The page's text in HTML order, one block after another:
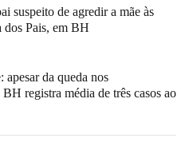
suspeito de agredir a mãe às
dos Pais, em BH
apesar da queda nos
registra média de três casos ao